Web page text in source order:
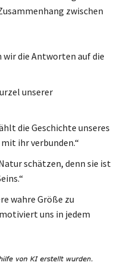
zwischen
wir die Antworten auf die
unserer
die Geschichte unseres
ihr verbunden.“
schätzen, denn sie ist
wahre Größe zu
uns in jedem